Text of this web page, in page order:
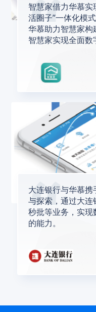
智慧家借力华慕实
活圈子”一体化模
华慕助力智慧家构
智慧家实现全面数
大连银行与华慕
与探索，通过大连
秒批等业务，实现
的能力。